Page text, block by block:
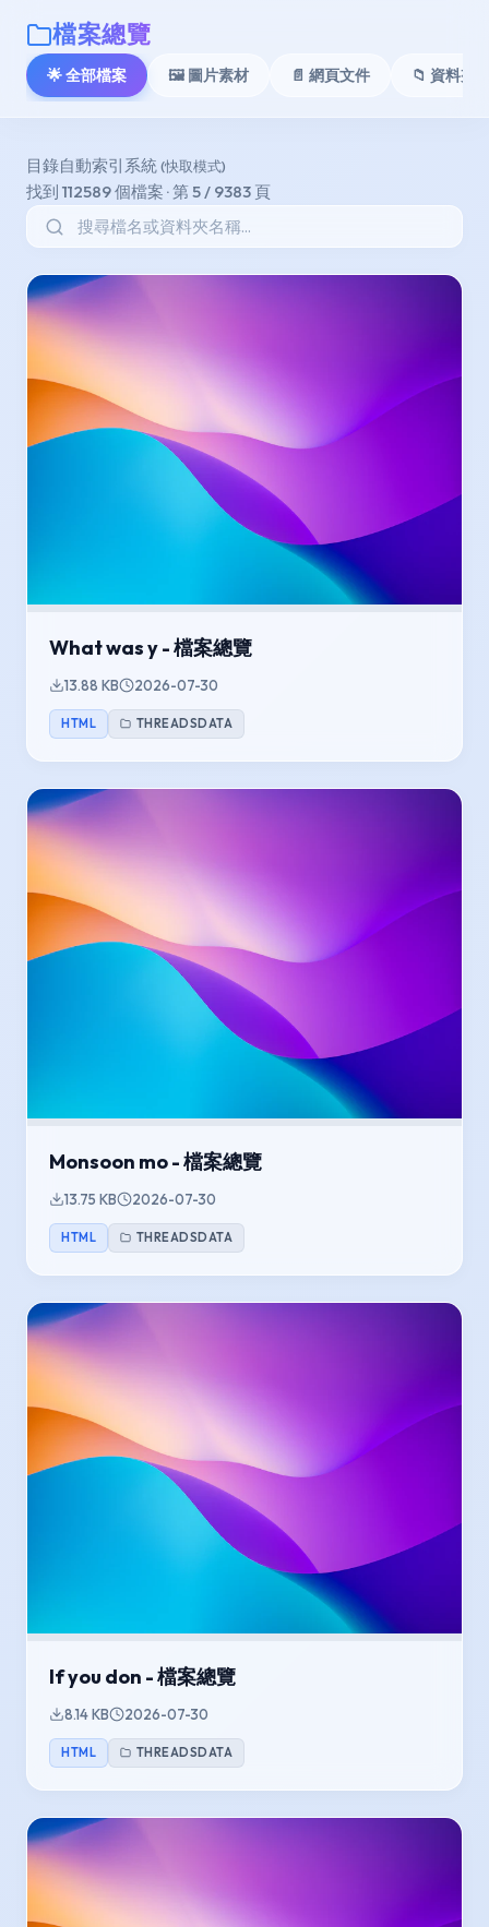
檔案總覽
🌟 全部檔案 🖼️ 圖片素材 📄 網頁文件 📁 資料夾 A
目錄自動索引系統(快取模式)
找到 112589 個檔案 · 第 5 / 9383 頁
What was y - 檔案總覽
13.88 KB 2026-07-30
HTML THREADSDATA
Monsoon mo - 檔案總覽
13.75 KB 2026-07-30
HTML THREADSDATA
If you don - 檔案總覽
8.14 KB 2026-07-30
HTML THREADSDATA